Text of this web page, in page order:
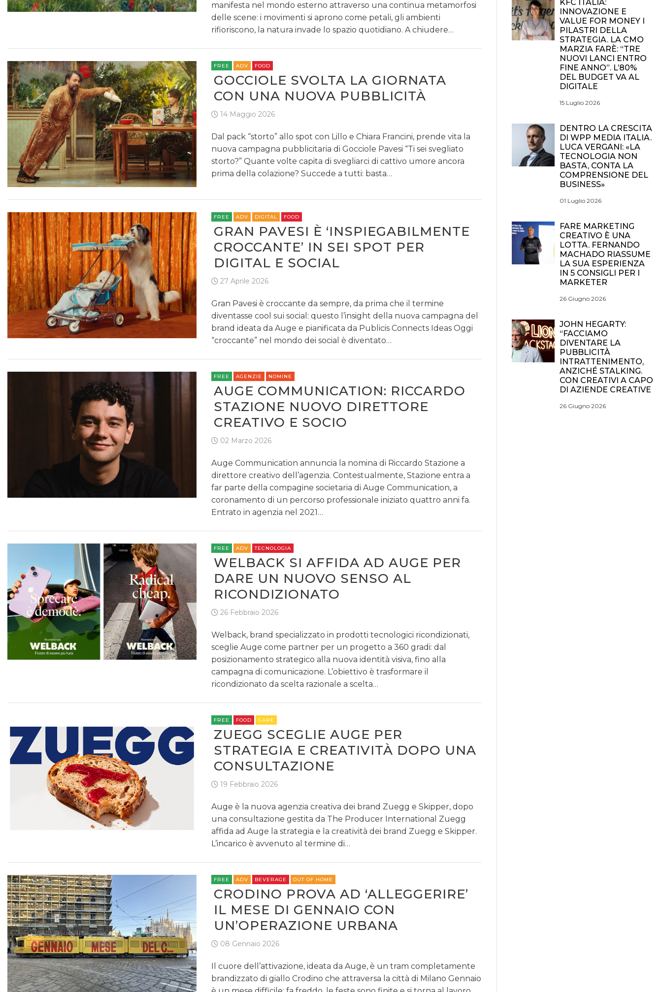
manifesta nel mondo esterno attraverso una continua metamorfosi
delle scene: i movimenti si aprono come petali, gli ambienti
rifioriscono, la natura invade lo spazio quotidiano. A chiudere…
FREE ADV FOOD
GOCCIOLE SVOLTA LA GIORNATA
CON UNA NUOVA PUBBLICITÀ
14 Maggio 2026
Dal pack “storto” allo spot con Lillo e Chiara Francini, prende vita la
nuova campagna pubblicitaria di Gocciole Pavesi “Ti sei svegliato
storto?” Quante volte capita di svegliarci di cattivo umore ancora
prima della colazione? Succede a tutti: basta…
FREE ADV DIGITAL FOOD
GRAN PAVESI È ‘INSPIEGABILMENTE
CROCCANTE’ IN SEI SPOT PER
DIGITAL E SOCIAL
27 Aprile 2026
Gran Pavesi è croccante da sempre, da prima che il termine
diventasse cool sui social: questo l’insight della nuova campagna del
brand ideata da Auge e pianificata da Publicis Connects Ideas Oggi
“croccante” nel mondo dei social è diventato…
FREE AGENZIE NOMINE
AUGE COMMUNICATION: RICCARDO
STAZIONE NUOVO DIRETTORE
CREATIVO E SOCIO
02 Marzo 2026
Auge Communication annuncia la nomina di Riccardo Stazione a
direttore creativo dell’agenzia. Contestualmente, Stazione entra a
far parte della compagine societaria di Auge Communication, a
coronamento di un percorso professionale iniziato quattro anni fa.
Entrato in agenzia nel 2021…
FREE ADV TECNOLOGIA
WELBACK SI AFFIDA AD AUGE PER
DARE UN NUOVO SENSO AL
RICONDIZIONATO
26 Febbraio 2026
Welback, brand specializzato in prodotti tecnologici ricondizionati,
sceglie Auge come partner per un progetto a 360 gradi: dal
posizionamento strategico alla nuova identità visiva, fino alla
campagna di comunicazione. L’obiettivo è trasformare il
ricondizionato da scelta razionale a scelta…
FREE FOOD GARE
ZUEGG SCEGLIE AUGE PER
STRATEGIA E CREATIVITÀ DOPO UNA
CONSULTAZIONE
19 Febbraio 2026
Auge è la nuova agenzia creativa dei brand Zuegg e Skipper, dopo
una consultazione gestita da The Producer International Zuegg
affida ad Auge la strategia e la creatività dei brand Zuegg e Skipper.
L’incarico è avvenuto al termine di…
FREE ADV BEVERAGE OUT OF HOME
CRODINO PROVA AD ‘ALLEGGERIRE’
IL MESE DI GENNAIO CON
UN’OPERAZIONE URBANA
08 Gennaio 2026
Il cuore dell’attivazione, ideata da Auge, è un tram completamente
brandizzato di giallo Crodino che attraversa la città di Milano Gennaio
KFC ITALIA:
INNOVAZIONE E
VALUE FOR MONEY I
PILASTRI DELLA
STRATEGIA. LA CMO
MARZIA FARÈ: “TRE
NUOVI LANCI ENTRO
FINE ANNO”. L’80%
DEL BUDGET VA AL
DIGITALE
15 Luglio 2026
DENTRO LA CRESCITA
DI WPP MEDIA ITALIA.
LUCA VERGANI: «LA
TECNOLOGIA NON
BASTA, CONTA LA
COMPRENSIONE DEL
BUSINESS»
01 Luglio 2026
FARE MARKETING
CREATIVO È UNA
LOTTA. FERNANDO
MACHADO RIASSUME
LA SUA ESPERIENZA
IN 5 CONSIGLI PER I
MARKETER
26 Giugno 2026
JOHN HEGARTY:
“FACCIAMO
DIVENTARE LA
PUBBLICITÀ
INTRATTENIMENTO,
ANZICHÉ STALKING.
CON CREATIVI A CAPO
DI AZIENDE CREATIVE
26 Giugno 2026